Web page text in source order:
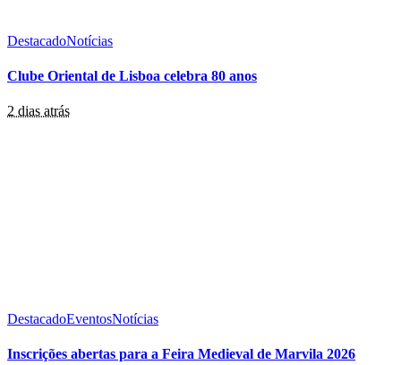
DestacadoNotícias
Clube Oriental de Lisboa celebra 80 anos
2 dias atrás
DestacadoEventosNotícias
Inscrições abertas para a Feira Medieval de Marvila 2026